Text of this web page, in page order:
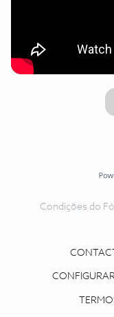
Condições do